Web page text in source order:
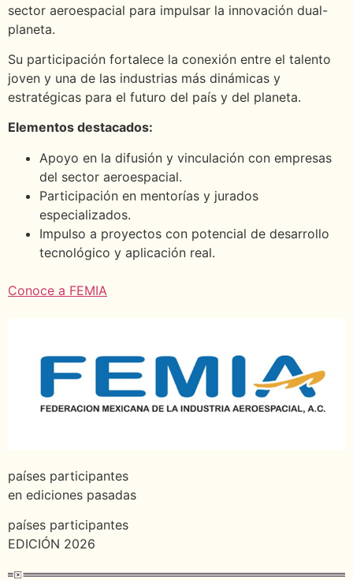
sector aeroespacial para impulsar la innovación dual-
planeta.
Su participación fortalece la conexión entre el talento
joven y una de las industrias más dinámicas y
estratégicas para el futuro del país y del planeta.
Elementos destacados:
Apoyo en la difusión y vinculación con empresas
del sector aeroespacial.
Participación en mentorías y jurados
especializados.
Impulso a proyectos con potencial de desarrollo
tecnológico y aplicación real.
Conoce a FEMIA
países participantes
en ediciones pasadas
países participantes
EDICIÓN 2026